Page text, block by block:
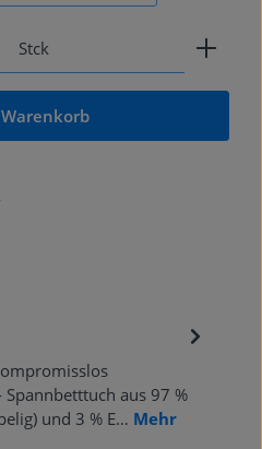
gewünschten Wert ein
Stck
Spannbetttuch aus 97 %
und 3 % E… Mehr